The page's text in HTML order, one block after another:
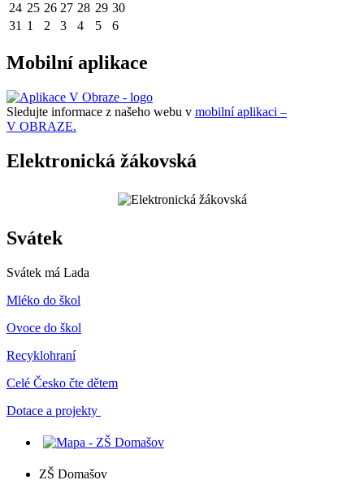
24 25 26 27 28 29 30
31 1 2 3 4 5 6
Mobilní aplikace
Sledujte informace z našeho webu v mobilní aplikaci –
V OBRAZE.
Elektronická žákovská
Svátek
Svátek má Lada
Mléko do škol
Ovoce do škol
Recyklohraní
Celé Česko čte dětem
Dotace a projekty
ZŠ Domašov